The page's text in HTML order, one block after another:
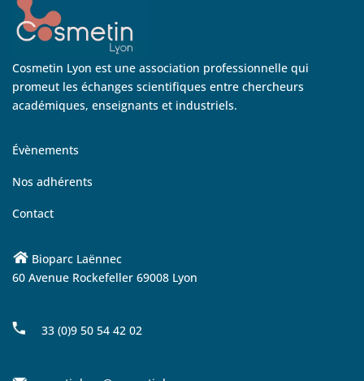
Cosmetin Lyon est une association professionnelle qui
promeut les échanges scientifiques entre chercheurs
académiques, enseignants et industriels.
Évènements
Nos adhérents
Contact
Bioparc Laënnec
60 Avenue Rockefeller 69008 Lyon
33 (0)9 50 54 42 02